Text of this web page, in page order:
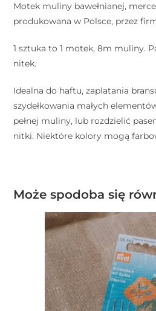
Motek muliny bawełnianej,
produkowana w Polsce, przez
1 sztuka to 1 motek, 8m muliny.
nitek.
Idealna do haftu, zaplatania
szydełkowania małych
pełnej muliny, lub rozdzielić
nitki. Niektóre kolory mogą
Może spodoba się